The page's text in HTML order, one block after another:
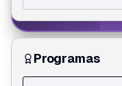
Programas